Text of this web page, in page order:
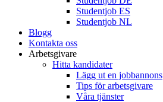
Studentjob ES
Studentjob NL
Blogg
Kontakta oss
Arbetsgivare
Hitta kandidater
Lägg ut en jobbannons
Tips för arbetsgivare
Våra tjänster